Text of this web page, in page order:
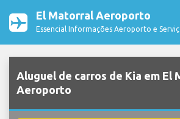
El Matorral Aeroporto
Essencial Informações Aeroporto e
Aluguel de carros de Kia em El
Aeroporto